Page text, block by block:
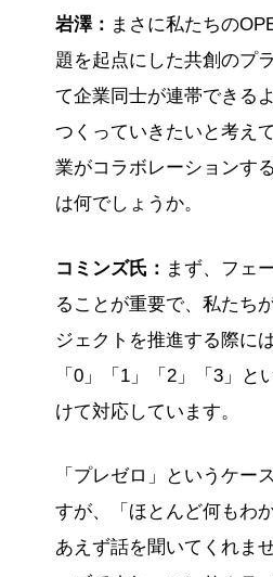
岩澤： まさに私たちの
題を起点にした共創のプ
て企業同士が連帯できる
つくっていきたいと考え
業がコラボレーションす
は何でしょうか。
コミンズ氏： まず、フェ
ることが重要で、私たち
ジェクトを推進する際に
「0」「1」「2」「3」と
けて対応しています。
「プレゼロ」というケー
すが、「ほとんど何もわ
あえず話を聞いてくれま